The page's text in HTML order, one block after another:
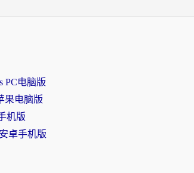
PC电脑版
果电脑版
机版
卓手机版